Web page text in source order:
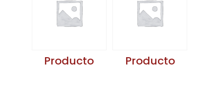
Producto Producto